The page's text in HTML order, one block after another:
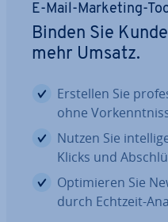
E-Mail-Marketing-
Binden Sie
mehr Umsatz.
Erstellen Sie
ohne
Nutzen Sie
Klicks und
Op­ti­mie­ren Sie
durch Echtzeit-